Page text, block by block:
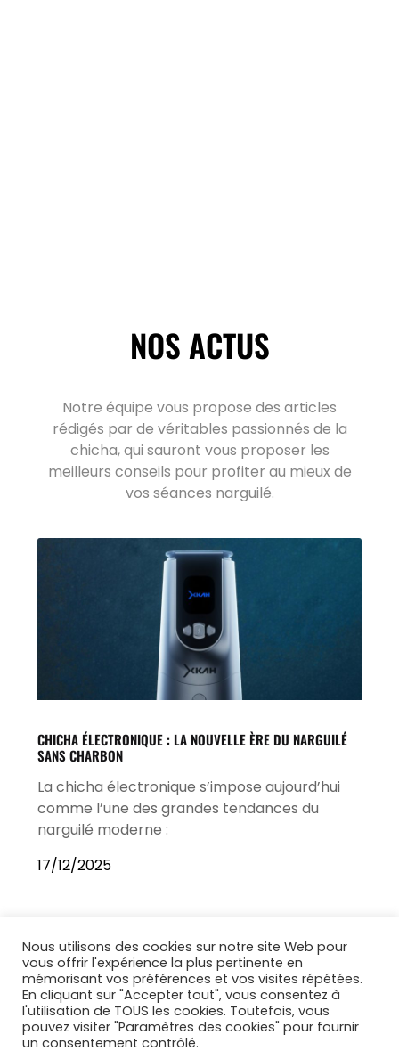
NOS ACTUS
Notre équipe vous propose des articles
rédigés par de véritables passionnés de la
chicha, qui sauront vous proposer les
meilleurs conseils pour profiter au mieux de
vos séances narguilé.
CHICHA ÉLECTRONIQUE : LA NOUVELLE ÈRE DU NARGUILÉ
SANS CHARBON
La chicha électronique s’impose aujourd’hui
comme l’une des grandes tendances du
narguilé moderne :
17/12/2025
Nous utilisons des cookies sur notre site Web pour
vous offrir l'expérience la plus pertinente en
mémorisant vos préférences et vos visites répétées.
En cliquant sur "Accepter tout", vous consentez à
l'utilisation de TOUS les cookies. Toutefois, vous
pouvez visiter "Paramètres des cookies" pour fournir
un consentement contrôlé.